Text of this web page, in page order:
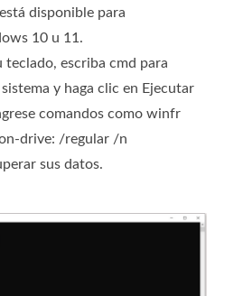
disponible para
10 u 11.
teclado, escriba cmd para
y haga clic en Ejecutar
comandos como winfr
drive: /regular /n
sus datos.